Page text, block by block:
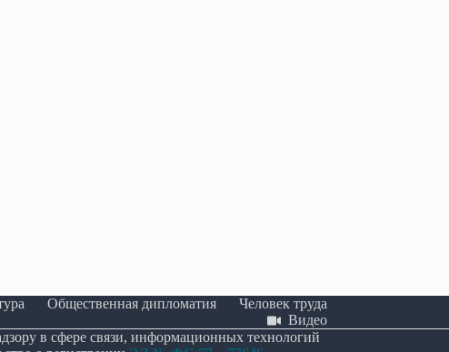
в первом чтении
Общественная дипломатия
Человек труда
Видео
в сфере связи, информационных технологий